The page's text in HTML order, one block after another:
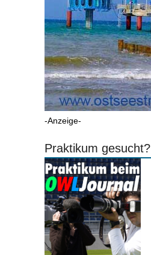
-Anzeige-
Praktikum gesucht?